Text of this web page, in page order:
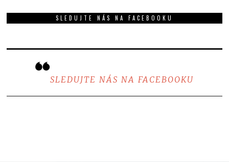
SLEDUJTE NÁS NA FACEBOOKU
SLEDUJTE NÁS NA FACEBOOKU